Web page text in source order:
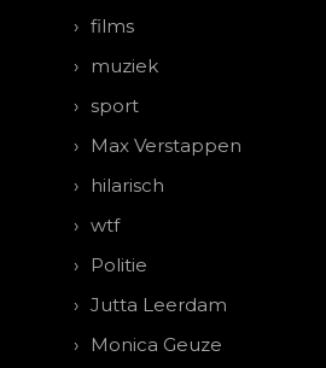
films
muziek
sport
Max Verstappen
hilarisch
wtf
Politie
Jutta Leerdam
Monica Geuze